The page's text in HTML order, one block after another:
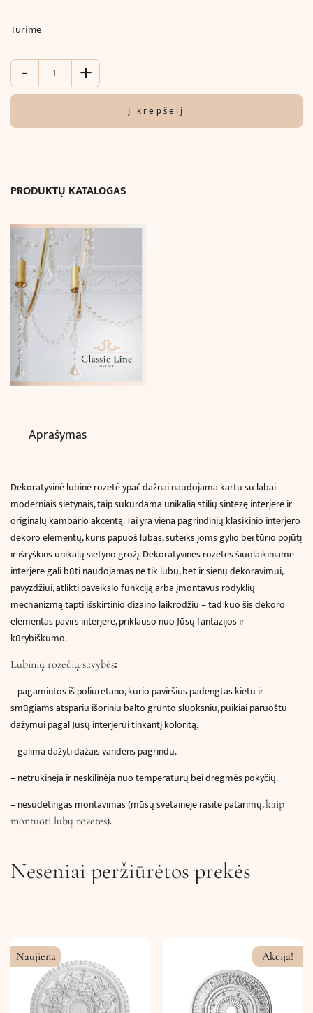
Turime
-
produkto
Rozetė
(
+
Į krepšelį
PRODUKTŲ KATALOGAS
Aprašymas
Dekoratyvinė lubinė rozetė ypač dažnai naudojama kartu su labai
moderniais sietynais, taipsukurdama unikalią stilių sintezę interjere ir
originalų kambario akcentą. Tai yra viena pagrindinių klasikinio interjero
dekoro elementų, kuris papuoš lubas, suteiks joms gylio bei tūrio pojūtį
ir išryškins unikalų sietyno grožį. Dekoratyvinės rozetės šiuolaikiniame
interjere gali būti naudojamas ne tik lubų, bet ir sienų dekoravimui,
pavyzdžiui, atlikti paveikslo funkciją arba įmontavus rodyklių
mechanizmą tapti išskirtinio dizaino laikrodžiu – tad kuo šis dekoro
elementas pavirs interjere, priklauso nuo Jūsų fantazijos ir
kūrybiškumo.
Lubinių rozečių savybės:
–pagamintos iš poliuretano, kurio paviršius padengtas kietu ir
smūgiams atspariu išoriniu balto grunto sluoksniu, puikiai paruoštu
dažymui pagal Jūsų interjerui tinkantį koloritą.
– galima dažyti dažais vandens pagrindu.
– netrūkinėja ir neskilinėja nuo temperatūrų bei drėgmės pokyčių.
– nesudėtingas montavimas (mūsų svetainėje rasite patarimų,kaip
montuoti lubų rozetes).
Neseniai peržiūrėtos prekės
Naujiena Akcija!